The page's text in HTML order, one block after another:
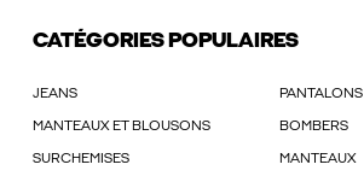
CATÉGORIES POPULAIRES
JEANS PANTALONS
MANTEAUX ET BLOUSONS BOMBERS
SURCHEMISES MANTEAUX